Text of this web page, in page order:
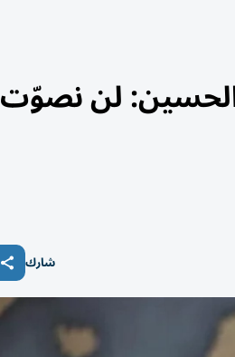
الحسين: لن نصوّت
شارك